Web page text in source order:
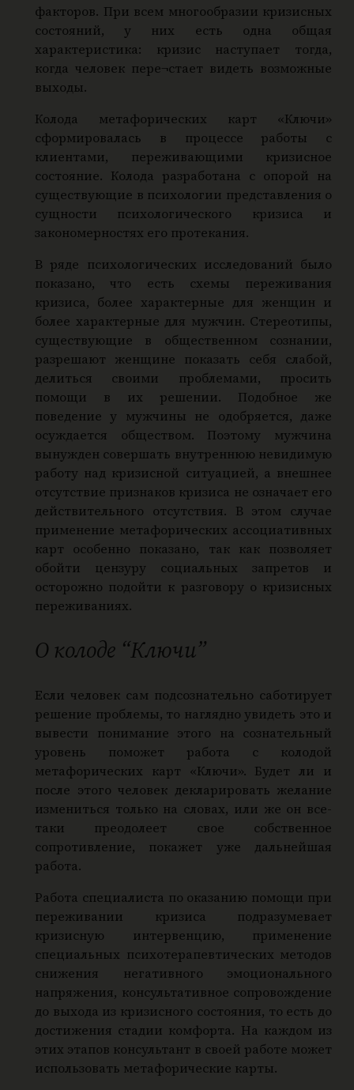
факторов. При всем многообразии кризисных
состояний, у них есть одна общая
характеристика: кризис наступает тогда,
когда человек пере¬стает видеть возможные
выходы.
Колода метафорических карт «Ключи»
сформировалась в процессе работы с
клиентами, переживающими кризисное
состояние. Колода разработана с опорой на
существующие в психологии представления о
сущности психологического кризиса и
закономерностях его протекания.
В ряде психологических исследований было
показано, что есть схемы переживания
кризиса, более характерные для женщин и
более характерные для мужчин. Стереотипы,
существующие в общественном сознании,
разрешают женщине показать себя слабой,
делиться своими проблемами, просить
помощи в их решении. Подобное же
поведение у мужчины не одобряется, даже
осуждается обществом. Поэтому мужчина
вынужден совершать внутреннюю невидимую
работу над кризисной ситуацией, а внешнее
отсутствие признаков кризиса не означает его
действительного отсутствия. В этом случае
применение метафорических ассоциативных
карт особенно показано, так как позволяет
обойти цензуру социальных запретов и
осторожно подойти к разговору о кризисных
переживаниях.
О колоде “Ключи”
Если человек сам подсознательно саботирует
решение проблемы, то наглядно увидеть это и
вывести понимание этого на сознательный
уровень поможет работа с колодой
метафорических карт «Ключи». Будет ли и
после этого человек декларировать желание
измениться только на словах, или же он все-
таки преодолеет свое собственное
сопротивление, покажет уже дальнейшая
работа.
Работа специалиста по оказанию помощи при
переживании кризиса подразумевает
кризисную интервенцию, применение
специальных психотерапевтических методов
снижения негативного эмоционального
напряжения, консультативное сопровождение
до выхода из кризисного состояния, то есть до
достижения стадии комфорта. На каждом из
этих этапов консультант в своей работе может
использовать метафорические карты.